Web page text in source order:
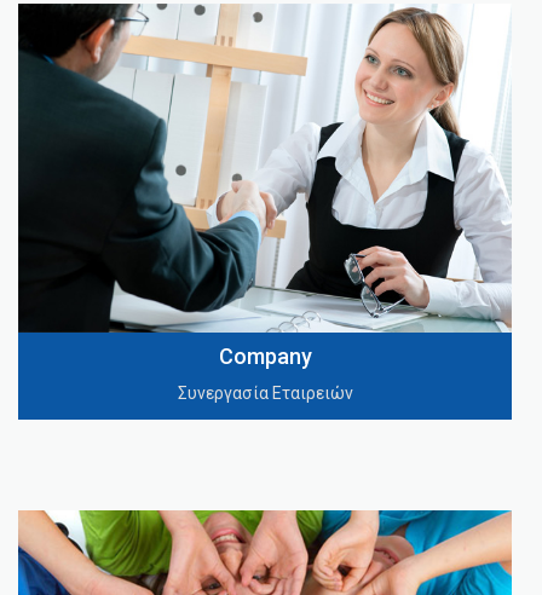
Company
Συνεργασία Εταιρειών